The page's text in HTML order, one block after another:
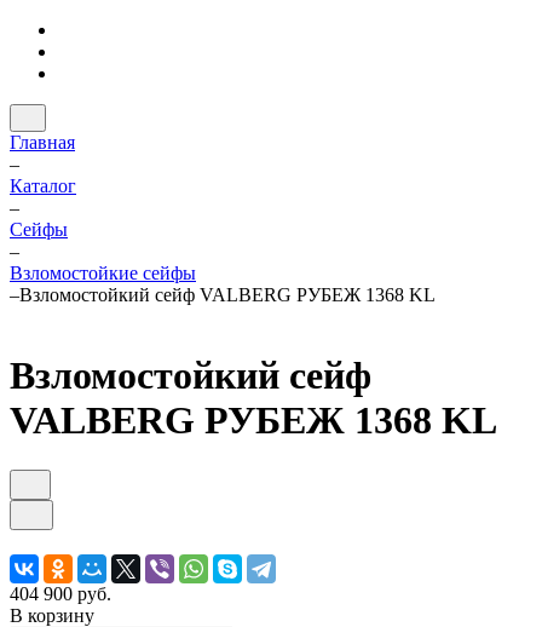
Главная
–
Каталог
–
Cейфы
–
Взломостойкие сейфы
–Взломостойкий сейф VALBERG РУБЕЖ 1368 KL
Взломостойкий сейф
VALBERG РУБЕЖ 1368 KL
404 900 руб.
В корзину